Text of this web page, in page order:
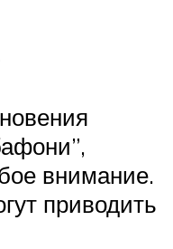
внимание.
приводить